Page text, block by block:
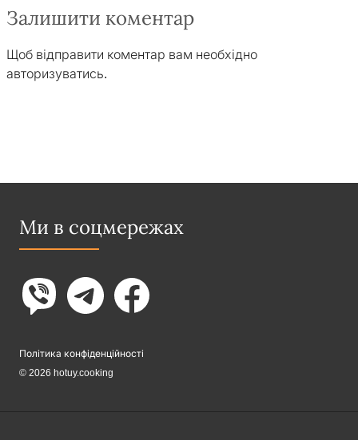
Залишити коментар
Щоб відправити коментар вам необхідно
авторизуватись.
Ми в соцмережах
Політика конфіденційності
© 2026 hotuy.cooking